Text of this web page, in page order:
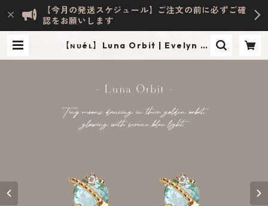
【今月の発送スケジュール】ご注文の前に必ずご確
認をお願いします
【ɴᴜéʟ】Luna Orbit | Evelyn H